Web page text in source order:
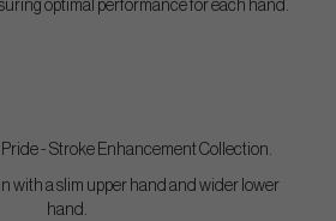
optimal performance for each hand.
- Stroke Enhancement Collection.
with a slim upper hand and wider lower
hand.